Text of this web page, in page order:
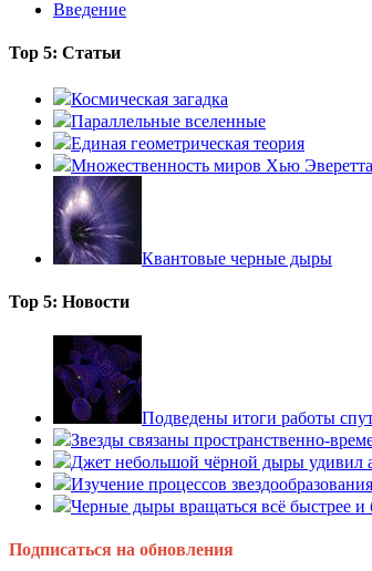
Введение
Top 5: Статьи
Космическая загадка
Параллельные вселенные
Единая геометрическая теория
Множественность миров Хью Эверетта
Квантовые черные дыры
Top 5: Новости
Подведены итоги работы
Звезды связаны пространственно-
Джет небольшой чёрной дыры удивил
Изучение процессов
Черные дыры вращаться всё быстрее и
Подписаться на обновления